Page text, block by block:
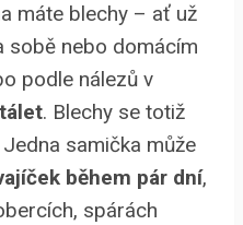
máte blechy – ať už
sobě nebo domácím
podle nálezů v
. Blechy se totiž
samička může
během pár dní,
spárách